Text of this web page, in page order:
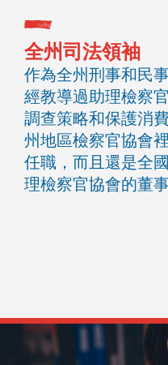
全州司法領袖
作為全州刑事和民
經教導過助理檢察
調查策略和保護消
州地區檢察官協會
任職，而且還是全
理檢察官協會的董事